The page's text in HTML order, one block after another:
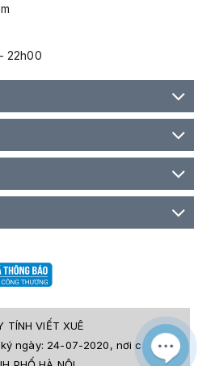
22h00
VIẾT XUÊ
ngày: 24-07-2020, nơi cấp SỞ